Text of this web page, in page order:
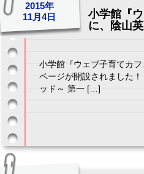
小学館『
に、陰山
2015年
11月4日
小学館『ウェブ子育てカ
ページが開設されました
ッド～ 第一 […]